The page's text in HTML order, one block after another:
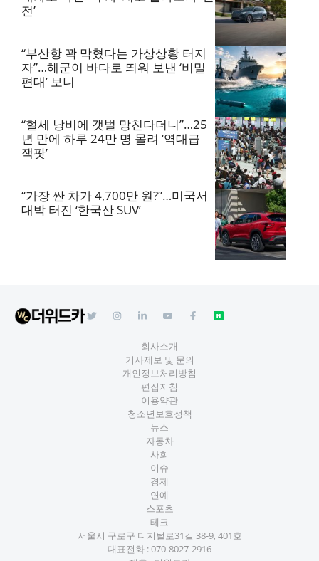
전’
“부산항 꽉 막혔다는 가상상황 터지
자”…해군이 바다로 띄워 보낸 ‘비밀
편대’ 보니
“혈세 낭비에 갯벌 망친다더니”…25
년 만에 하루 24만 명 몰려 ‘역대급
잭팟’
“가장 싼 차가 4,700만 원?”…미국서
대박 터진 ‘한국산 SUV’
회사소개
기사제보 및 문의
개인정보처리방침
편집지침
이용약관
청소년보호정책
뉴스
자동차
사회
이슈
경제
연예
스포츠
테크
서울시 구로구 디지털로31길 38-9, 401호
대표전화 :070-8027-2916